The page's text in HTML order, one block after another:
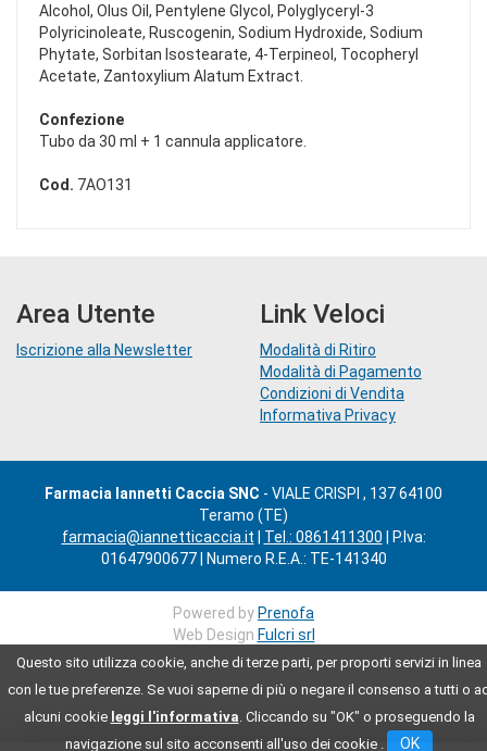
Questo sito utilizza cookie, anche di terze parti, per proporti servizi in linea
con le tue preferenze. Se vuoi saperne di più o negare il consenso a tutti o
alcuni cookie leggi l'informativa . Cliccando su "OK" o proseguendo la
navigazione sul sito acconsenti all'uso dei cookie .
OK
Alcohol, Olus Oil, Pentylene Glycol, Polyglyceryl-3
Polyricinoleate, Ruscogenin, Sodium Hydroxide, Sodium
Phytate, Sorbitan Isostearate, 4-Terpineol, Tocopheryl
Acetate, Zantoxylium Alatum Extract.
Confezione
Tubo da 30 ml + 1 cannula applicatore.
Cod. 7AO131
Area Utente
Iscrizione alla Newsletter
Link Veloci
Modalità di Ritiro
Modalità di Pagamento
Condizioni di Vendita
Informativa Privacy
Farmacia Iannetti Caccia SNC - VIALE CRISPI , 137 64100
Teramo (TE)
farmacia@iannetticaccia.it
Tel.: 0861411300 | P.Iva:
01647900677 | Numero R.E.A.: TE-141340
Powered by Prenofa
Web Design Fulcri srl